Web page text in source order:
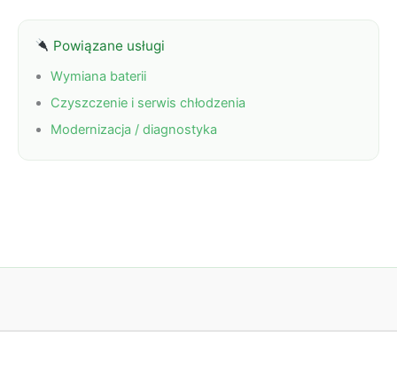
Powiązane usługi
Wymiana baterii
Czyszczenie i serwis chłodzenia
Modernizacja / diagnostyka